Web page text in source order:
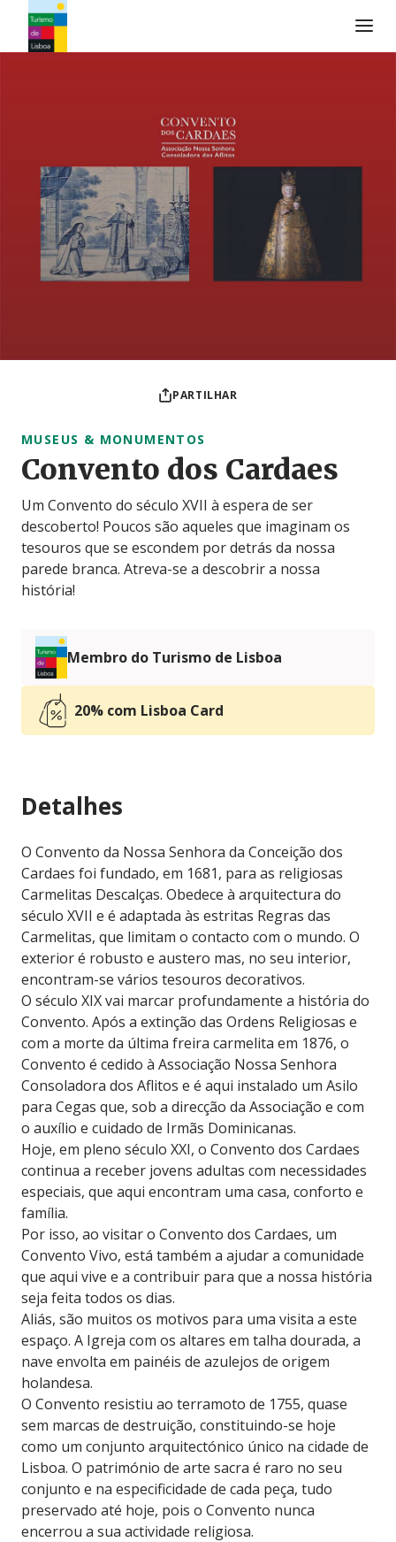
PARTILHAR
MUSEUS & MONUMENTOS
Convento dos Cardaes
Um Convento do século XVII à espera de ser
descoberto! Poucos são aqueles que imaginam os
tesouros que se escondem por detrás da nossa
parede branca. Atreva-se a descobrir a nossa
história!
Membro do Turismo de Lisboa
20% com Lisboa Card
Detalhes
O Convento da Nossa Senhora da Conceição dos
Cardaes foi fundado, em 1681, para as religiosas
Carmelitas Descalças. Obedece à arquitectura do
século XVII e é adaptada às estritas Regras das
Carmelitas, que limitam o contacto com o mundo. O
exterior é robusto e austero mas, no seu interior,
encontram-se vários tesouros decorativos.
O século XIX vai marcar profundamente a história do
Convento. Após a extinção das Ordens Religiosas e
com a morte da última freira carmelita em 1876, o
Convento é cedido à Associação Nossa Senhora
Consoladora dos Aflitos e é aqui instalado um Asilo
para Cegas que, sob a direcção da Associação e com
o auxílio e cuidado de Irmãs Dominicanas.
Hoje, em pleno século XXI, o Convento dos Cardaes
continua a receber jovens adultas com necessidades
especiais, que aqui encontram uma casa, conforto e
família.
Por isso, ao visitar o Convento dos Cardaes, um
Convento Vivo, está também a ajudar a comunidade
que aqui vive e a contribuir para que a nossa história
seja feita todos os dias.
Aliás, são muitos os motivos para uma visita a este
espaço. A Igreja com os altares em talha dourada, a
nave envolta em painéis de azulejos de origem
holandesa.
O Convento resistiu ao terramoto de 1755, quase
sem marcas de destruição, constituindo-se hoje
como um conjunto arquitectónico único na cidade de
Lisboa. O património de arte sacra é raro no seu
conjunto e na especificidade de cada peça, tudo
preservado até hoje, pois o Convento nunca
encerrou a sua actividade religiosa.